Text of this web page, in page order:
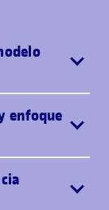
enfoque